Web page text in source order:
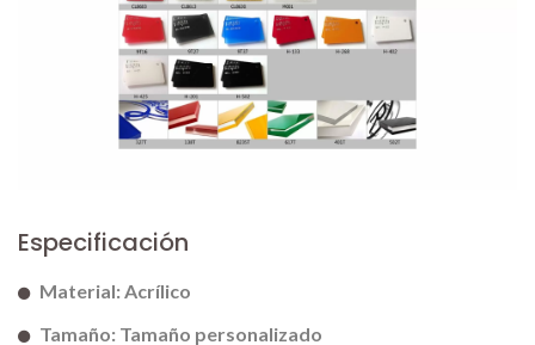
Especificación
Material: Acrílico
Tamaño: Tamaño personalizado